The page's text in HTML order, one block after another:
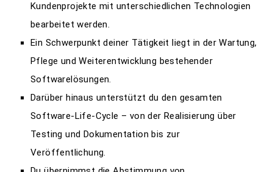
Kundenprojekte mit unterschiedlichen Technologien
bearbeitet werden.
Ein Schwerpunkt deiner Tätigkeit liegt in der Wartung,
Pflege und Weiterentwicklung bestehender
Softwarelösungen.
Darüber hinaus unterstützt du den gesamten
Software-Life-Cycle – von der Realisierung über
Testing und Dokumentation bis zur
Veröffentlichung.